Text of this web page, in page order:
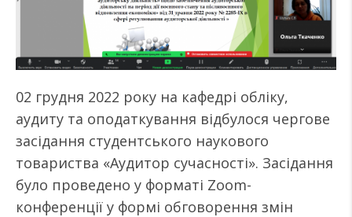
02 грудня 2022 року на кафедрі обліку,
аудиту та оподаткування відбулося чергове
засідання студентського наукового
товариства «Аудитор сучасності». Засідання
було проведено у форматі Zoom-
конференції у формі обговорення змін